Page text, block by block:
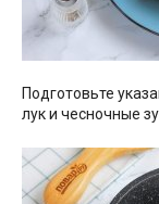
Подготовьте
лук и чесночные